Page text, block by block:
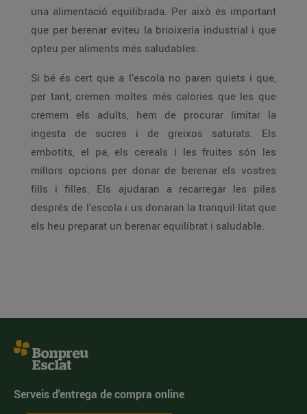
una alimentació equilibrada. Per això és important
que per berenar eviteu la brioixeria industrial i que
opteu per aliments més saludables.
Si bé és cert que a l’escola no paren quiets i que,
per tant, cremen moltes més calories que les que
cremem els adults, hem de procurar limitar la
ingesta de sucres i de greixos saturats. Els
embotits, el pa, els cereals i les fruites són les
millors opcions per donar de berenar els vostres
fills i filles. Els ajudaran a recarregar les piles
després de l’escola i us donaran la tranquil·litat que
els heu preparat un berenar equilibrat i saludable.
Serveis d'entrega de compra online